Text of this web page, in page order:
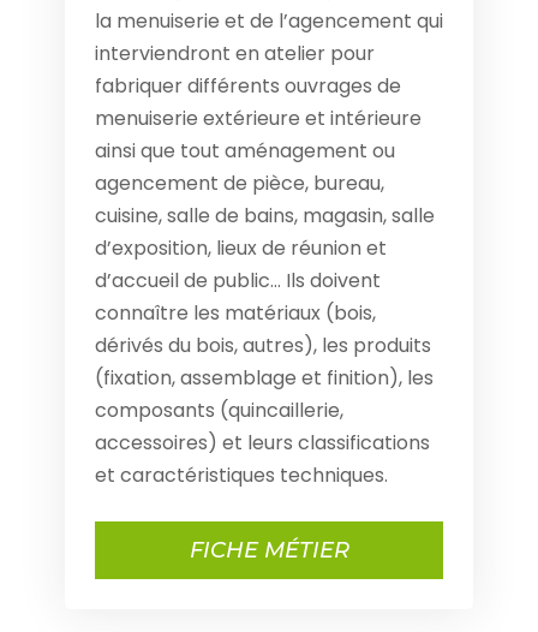
la menuiserie et de l’agencement qui
interviendront en atelier pour
fabriquer différents ouvrages de
menuiserie extérieure et intérieure
ainsi que tout aménagement ou
agencement de pièce, bureau,
cuisine, salle de bains, magasin, salle
d’exposition, lieux de réunion et
d’accueil de public… Ils doivent
connaître les matériaux (bois,
dérivés du bois, autres), les produits
(fixation, assemblage et finition), les
composants (quincaillerie,
accessoires) et leurs classifications
et caractéristiques techniques.
FICHE MÉTIER